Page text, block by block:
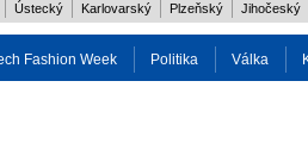
Ústecký Karlovarský Plzeňský Jihočeský
Fashion Week Politika Válka